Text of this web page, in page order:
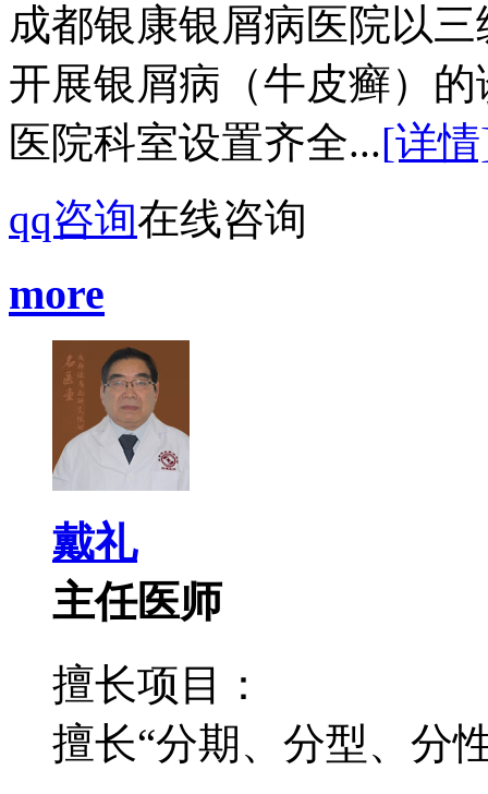
成都银康银屑病医院以
开展银屑病（牛皮癣）
医院科室设置齐全...[详
qq咨询在线咨询
more
戴礼
主任医师
擅长项目：
擅长“分期、分型、分